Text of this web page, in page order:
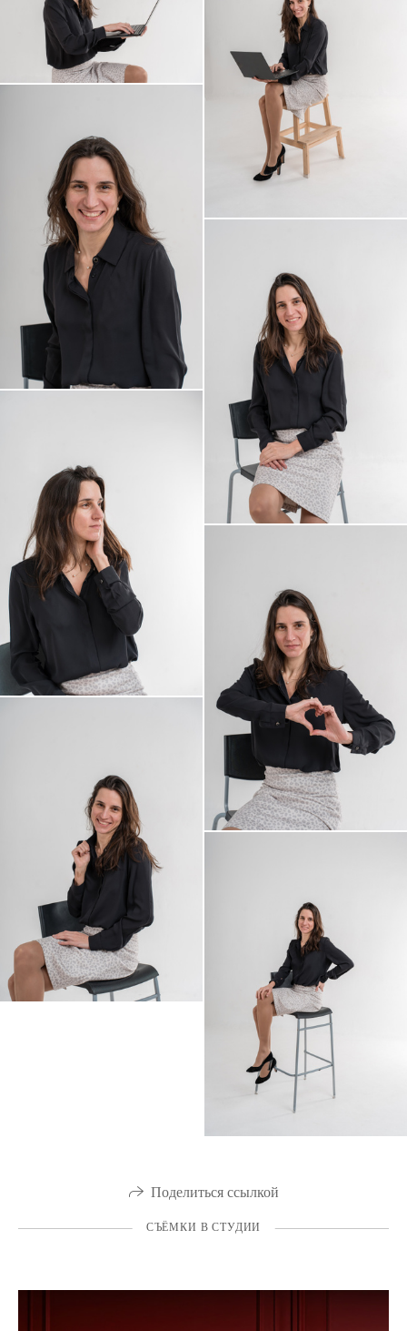
Поделиться ссылкой
СЪЁМКИ В СТУДИИ